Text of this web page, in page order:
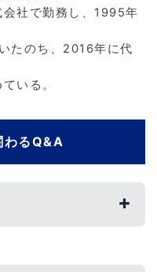
社で勤務し、1995年
たのち、2016年に代
いる。
わるQ&A